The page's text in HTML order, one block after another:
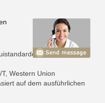
Western Union
auf dem ausführlichen